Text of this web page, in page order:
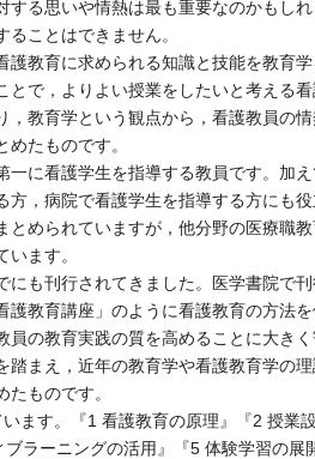
る思いや情熱は最も重要なのかもしれ
ことはできません。
教育に求められる知識と技能を教育学
とで，よりよい授業をしたいと考える
，教育学という観点から，看護教員の
たものです。
に看護学生を指導する教員です。加え
方，病院で看護学生を指導する方にも
とめられていますが，他分野の医療職
ます。
も刊行されてきました。医学書院で刊
護教育講座」のように看護教育の方法
員の教育実践の質を高めることに大き
踏まえ，近年の教育学や看護教育学の
ものです。
す。『1 看護教育の原理』『2 授業設
ラーニングの活用』『5 体験学習の展